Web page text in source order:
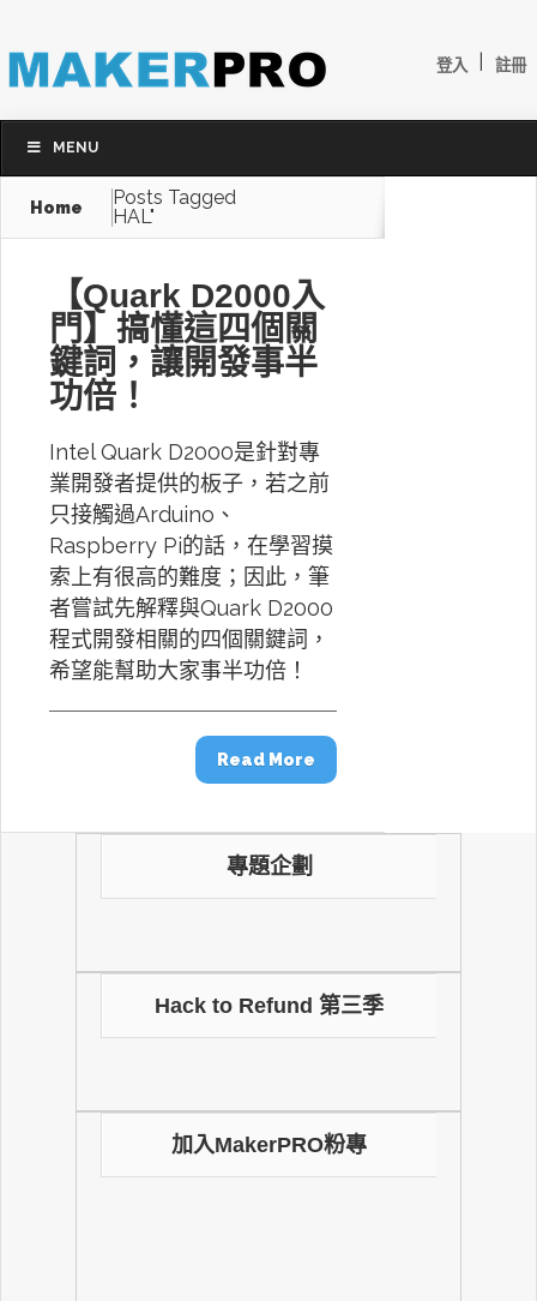
登入 註冊
MENU
Home
Posts Tagged
HAL"
【Quark D2000入
門】搞懂這四個關
鍵詞，讓開發事半
功倍！
Intel Quark D2000是針對專
業開發者提供的板子，若之前
只接觸過Arduino、
Raspberry Pi的話，在學習摸
索上有很高的難度；因此，筆
者嘗試先解釋與Quark D2000
程式開發相關的四個關鍵詞，
希望能幫助大家事半功倍！
Read More
專題企劃
Hack to Refund 第三季
加入MakerPRO粉專